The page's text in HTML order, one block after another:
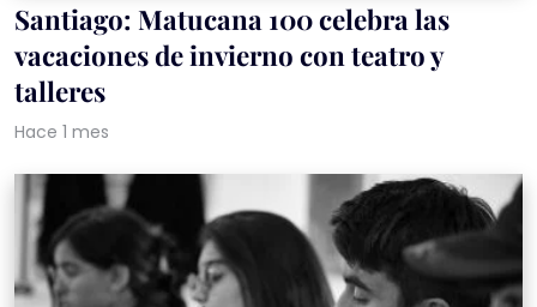
Santiago: Matucana 100 celebra las
vacaciones de invierno con teatro y
talleres
Hace 1 mes